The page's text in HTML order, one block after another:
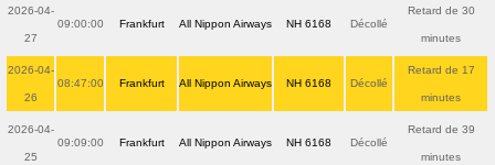
2026-04-
27
09:00:00 Frankfurt All Nippon Airways NH 6168 Décollé
Retard de 30
minutes
2026-04-
26
08:47:00 Frankfurt All Nippon Airways NH 6168 Décollé
Retard de 17
minutes
2026-04-
25
09:09:00 Frankfurt All Nippon Airways NH 6168 Décollé
Retard de 39
minutes